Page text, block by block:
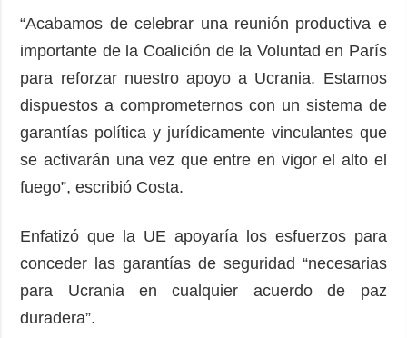
“Acabamos de celebrar una reunión productiva e
importante de la Coalición de la Voluntad en París
para reforzar nuestro apoyo a Ucrania. Estamos
dispuestos a comprometernos con un sistema de
garantías política y jurídicamente vinculantes que
se activarán una vez que entre en vigor el alto el
fuego”, escribió Costa.
Enfatizó que la UE apoyaría los esfuerzos para
conceder las garantías de seguridad “necesarias
para Ucrania en cualquier acuerdo de paz
duradera”.